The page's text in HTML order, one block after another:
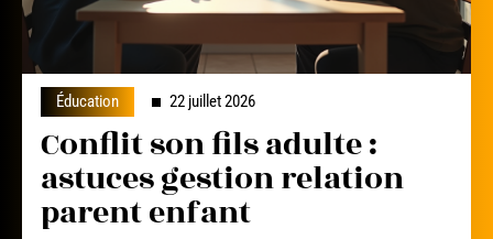
Éducation 22 juillet 2026
Conflit son fils adulte :
astuces gestion relation
parent enfant